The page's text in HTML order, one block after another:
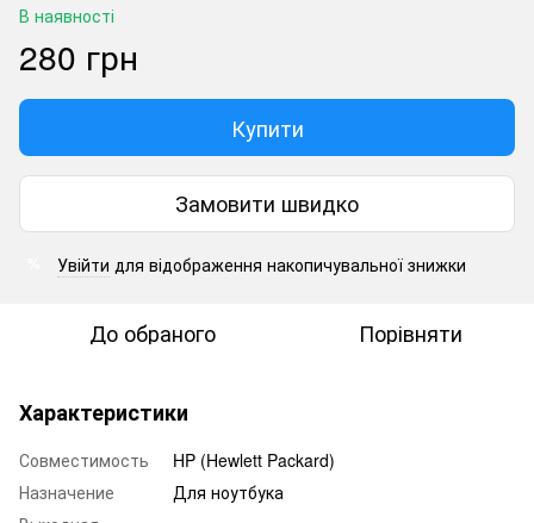
В наявності
280 грн
Купити
Замовити швидко
Увійти для відображення накопичувальної знижки
До обраного Порівняти
Характеристики
Совместимость
HP (Hewlett Packard)
Назначение
Для ноутбука